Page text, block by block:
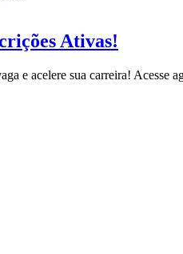
Ativas!
e acelere sua carreira! Acesse